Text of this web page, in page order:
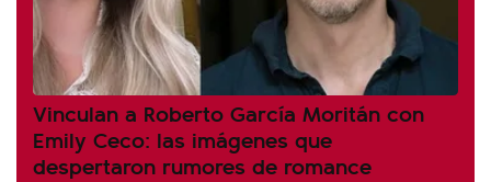
Vinculan a Roberto García Moritán con
Emily Ceco: las imágenes que
despertaron rumores de romance